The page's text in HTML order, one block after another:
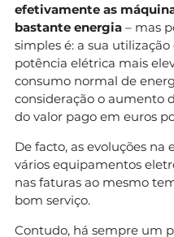
efetivamente as
bastante energia – mas
simples é: a sua
potência elétrica mais
consumo normal de
consideração o aumento
do valor pago em euros
De facto, as evoluções
vários equipamentos
nas faturas ao mesmo
bom serviço.
Contudo, há sempre um